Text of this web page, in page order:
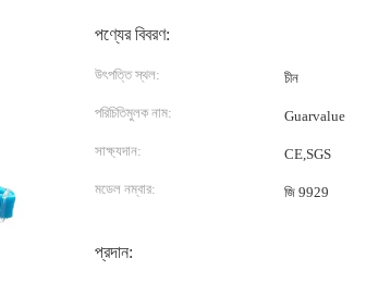
পণ্যের বিবরণ:
উৎপত্তি স্থল: চীন
পরিচিতিমুলক নাম: Guarvalue
সাক্ষ্যদান: CE,SGS
মডেল নম্বার: জি 9929
প্রদান: